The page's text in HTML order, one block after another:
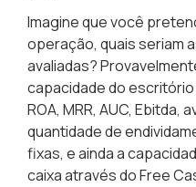
Imagine que você
operação, quais seriam
avaliadas?
capacidade do
ROA, MRR, AUC, Ebitda,
quantidade de
fixas, e ainda a
caixa através do Free